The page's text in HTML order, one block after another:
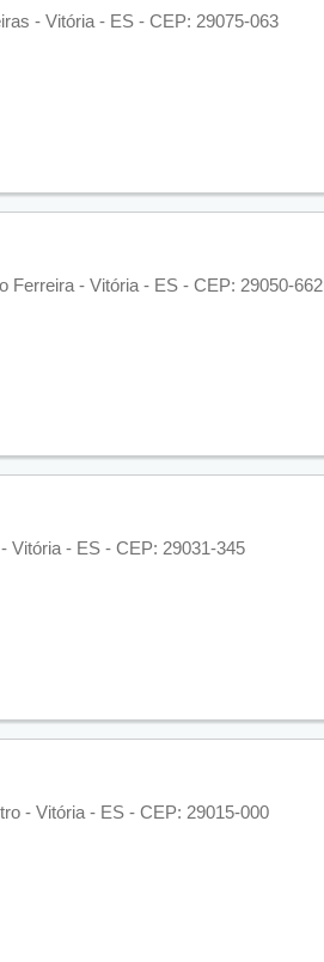
- Vitória - ES - CEP: 29075-063
Ferreira - Vitória - ES - CEP: 29050-662
Vitória - ES - CEP: 29031-345
- Vitória - ES - CEP: 29015-000